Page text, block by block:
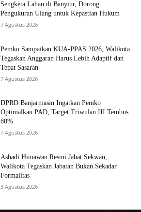
Sengketa Lahan di Banyiur, Dorong
Pengukuran Ulang untuk Kepastian Hukum
7 Agustus 2026
Pemko Sampaikan KUA-PPAS 2026, Walikota
Tegaskan Anggaran Harus Lebih Adaptif dan
Tepat Sasaran
7 Agustus 2026
DPRD Banjarmasin Ingatkan Pemko
Optimalkan PAD, Target Triwulan III Tembus
80%
7 Agustus 2026
Ashadi Himawan Resmi Jabat Sekwan,
Walikota Tegaskan Jabatan Bukan Sekadar
Formalitas
3 Agustus 2026